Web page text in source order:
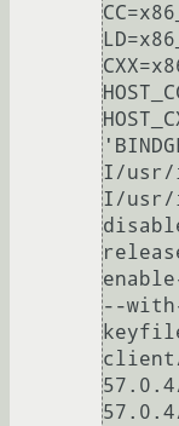
I/usr/
I/usr/
--